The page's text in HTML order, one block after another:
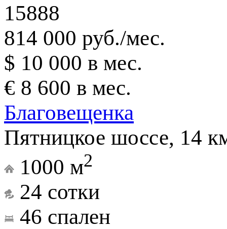
15888
814 000 руб./мес.
$ 10 000 в мес.
€ 8 600 в мес.
Благовещенка
Пятницкое шоссе, 14
1000 м2
24 сотки
46 спален